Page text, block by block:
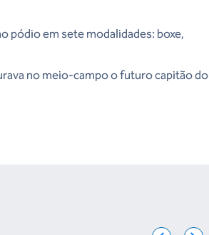
pódio em sete modalidades: boxe,
no meio-campo o futuro capitão do